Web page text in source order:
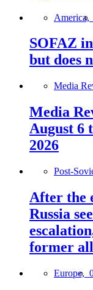
America,
SOFAZ
but does
Media
Media
August 6
2026
Post-
After the
Russia
former
Europe,